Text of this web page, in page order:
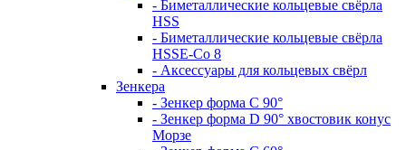
- Биметаллические кольцевые свёрла
HSS
- Биметаллические кольцевые свёрла
HSSE-Co 8
- Аксессуары для кольцевых свёрл
Зенкера
- Зенкер форма С 90°
- Зенкер форма D 90° хвостовик конус
Морзе